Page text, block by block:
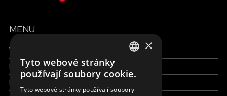
MENU
Všechny formy pomoci
Finance a reporty
Pracujte s námi
×
Tyto webové stránky
používají soubory cookie.
Tyto webové stránky používají soubory